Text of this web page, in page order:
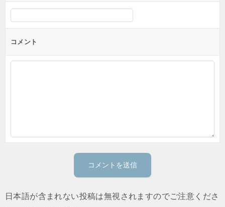
コメント
日本語が含まれない投稿は無視されますのでご注意くださ